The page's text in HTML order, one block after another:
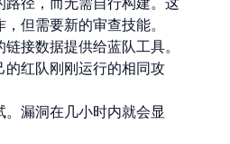
但需要新的审查技能。
接数据提供给蓝队工具。
红队刚刚运行的相同攻
漏洞在几小时内就会显